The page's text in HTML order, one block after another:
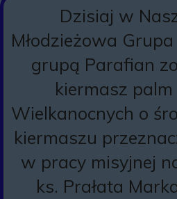
Dzisiaj w
Młodzieżowa
grupą Parafian
kiermasz
Wielkanocnych o
kiermaszu
w pracy misyjnej
ks. Prałata